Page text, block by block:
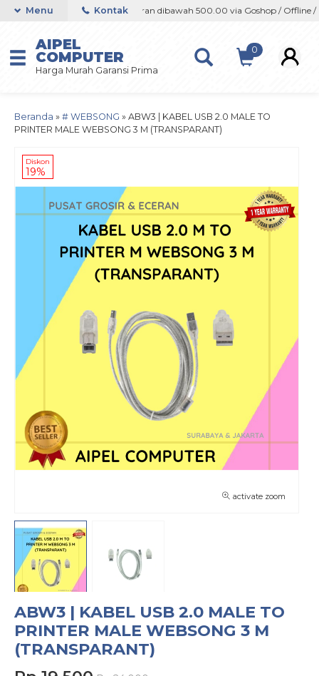
/ Marketplace Orderan dibawah 500.00 via Goshop / Offline /
Menu Kontak
AIPEL
COMPUTER
Harga Murah Garansi Prima
0
Beranda » # WEBSONG » ABW3 | KABEL USB 2.0 MALE TO
PRINTER MALE WEBSONG 3 M (TRANSPARANT)
activate zoom
Diskon
19%
ABW3 | KABEL USB 2.0 MALE TO
PRINTER MALE WEBSONG 3 M
(TRANSPARANT)